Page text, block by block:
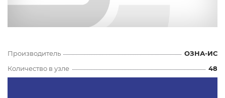
Производитель
ОЗНА-ИС
Количество в узле
48